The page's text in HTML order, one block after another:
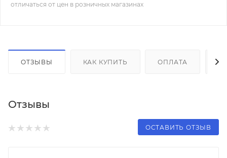
отличаться от цен в розничных магазинах
ОТЗЫВЫ КАК КУПИТЬ ОПЛАТА
Отзывы
ОСТАВИТЬ ОТЗЫВ